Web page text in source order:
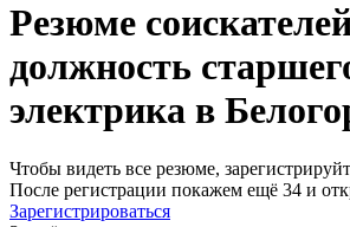
Резюме
должность
электрика в
Чтобы видеть все резюме,
После регистрации покажем ещё 34 и
Зарегистрироваться